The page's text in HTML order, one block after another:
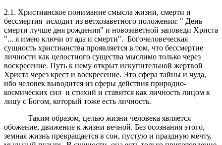
2.1. Христианское понимание смысла жизни, смерти и
бессмертия исходит из ветхозаветного положения: " День
смерти лучше дня рождения" и новозаветной заповеди Христа
"... я имею ключи от ада и смерти". Богочеловеческая
сущность христианства проявляется в том, что бессмертие
личности как целостного существа мыслимо только через
воскресение. Путь к нему открыт искупительной жертвой
Христа через крест и воскресение. Это сфера тайны и чуда,
ибо человек выводится из сферы действия природно-
космических сил и стихий и ставится как личность лицом к
лицу с Богом, который тоже есть личность.
Таким образом, целью жизни человека является
обожение, движение к жизни вечной. Без осознания этого,
земная жизнь превращается в сон, пустую и праздную мечту,